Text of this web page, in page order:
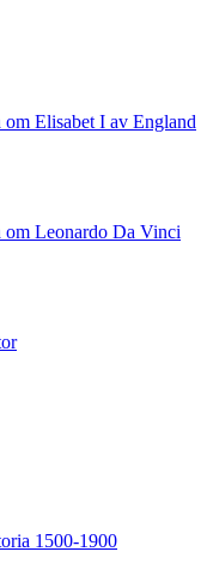
Elisabet I av England
om Leonardo Da Vinci
1500-1900